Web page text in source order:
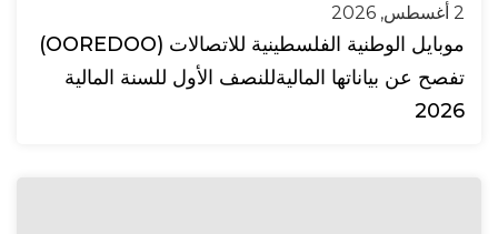
2 أغسطس, 2026
موبايل الوطنية الفلسطينية للاتصالات (OOREDOO)
تفصح عن بياناتها الماليةللنصف الأول للسنة المالية
2026